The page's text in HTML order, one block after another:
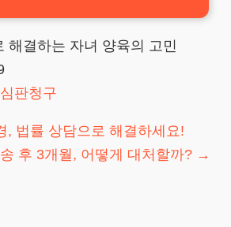
해결하는 자녀 양육의 고민
판청구
, 법률 상담으로 해결하세요!
후 3개월, 어떻게 대처할까? →